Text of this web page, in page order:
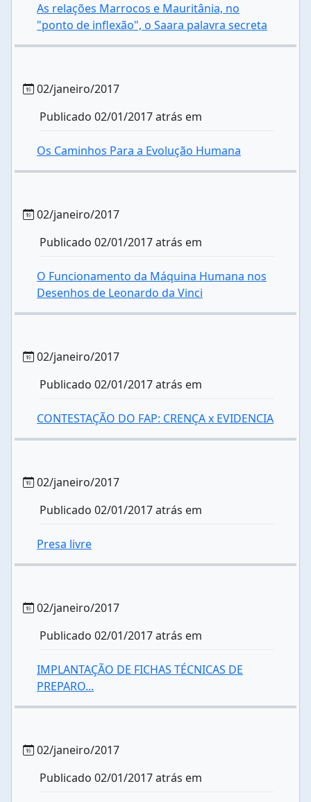
As relações Marrocos e Mauritânia, no
"ponto de inflexão", o Saara palavra secreta
02/janeiro/2017
Publicado 02/01/2017 atrás em
Os Caminhos Para a Evolução Humana
02/janeiro/2017
Publicado 02/01/2017 atrás em
O Funcionamento da Máquina Humana nos
Desenhos de Leonardo da Vinci
02/janeiro/2017
Publicado 02/01/2017 atrás em
CONTESTAÇÃO DO FAP: CRENÇA x EVIDENCIA
02/janeiro/2017
Publicado 02/01/2017 atrás em
Presa livre
02/janeiro/2017
Publicado 02/01/2017 atrás em
IMPLANTAÇÃO DE FICHAS TÉCNICAS DE
PREPARO...
02/janeiro/2017
Publicado 02/01/2017 atrás em